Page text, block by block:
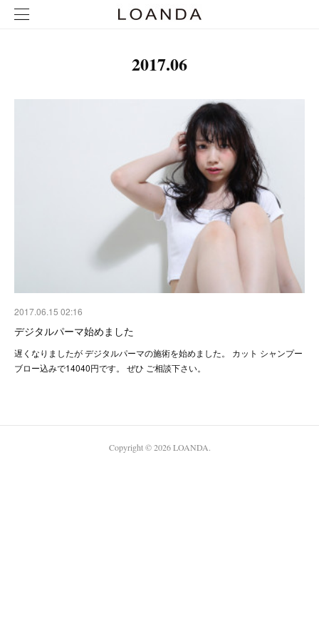
2017.06
2017.06.15 02:16
デジタルパーマ始めました
遅くなりましたが デジタルパーマの施術を始めました。 カット シャンプー
ブロー込みで14040円です。 ぜひ ご相談下さい。
Copyright ©2026 LOANDA.